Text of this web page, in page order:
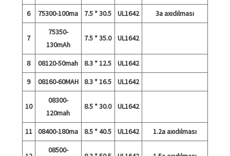
6
75300-100ma 7.5 * 30.5 UL1642 3a axıdılması
7
75350-
130mAh
7.5 * 35.0 UL1642
8 08120-50mah 8.3 * 12.5
UL1642
9
08160-60MAH 8.3 * 16.5 UL1642
10
08300-
120mah
8.5 * 30.0 UL1642
11 08400-180ma 8.5 * 40.5 UL1642 1.2a axıdılması
08500-